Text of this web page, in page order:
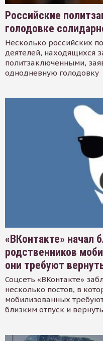
Российские
голодовке
Несколько российских
деятелей, находящихся
политзаключенными,
однодневную голодовку
«ВКонтакте» начал
родственников
они требуют
Соцсеть «ВКонтакте»
несколько постов, в
мобилизованных
близким отпуск и